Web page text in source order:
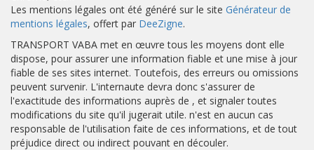
Les mentions légales ont été généré sur le site Générateur de
mentions légales, offert par DeeZigne.
TRANSPORT VABA met en œuvre tous les moyens dont elle
dispose, pour assurer une information fiable et une mise à jour
fiable de ses sites internet. Toutefois, des erreurs ou omissions
peuvent survenir. L'internaute devra donc s'assurer de
l'exactitude des informations auprès de , et signaler toutes
modifications du site qu'il jugerait utile. n'est en aucun cas
responsable de l'utilisation faite de ces informations, et de tout
préjudice direct ou indirect pouvant en découler.